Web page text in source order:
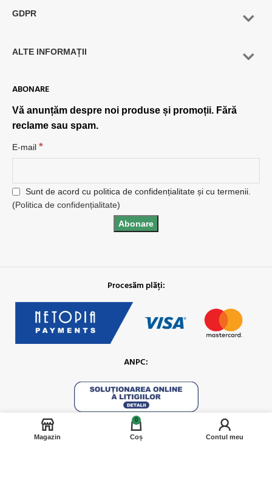
GDPR
ALTE INFORMAȚII
ABONARE
Vă anunțăm despre noi produse și promoții. Fără
reclame sau spam.
E-mail*
Sunt de acord cu politica de confidențialitate și cu termenii.
(Politica de confidențialitate)
Procesăm plăți:
ANPC:
Magazin
0
Coș Contul meu